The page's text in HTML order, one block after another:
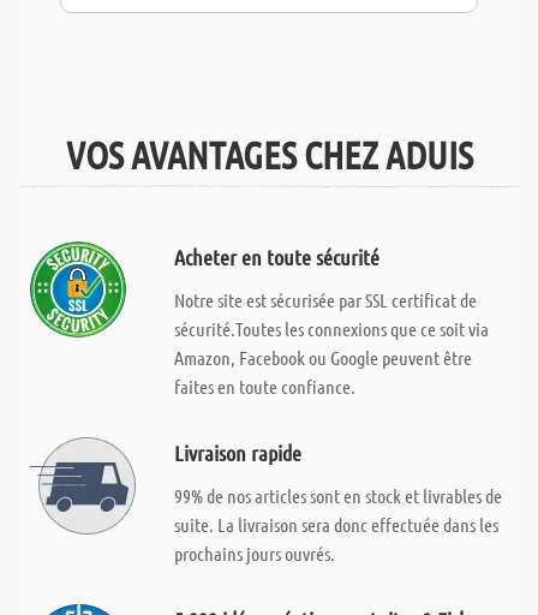
VOS AVANTAGES CHEZ ADUIS
Acheter en toute sécurité
Notre site est sécurisée par SSL certificat de
sécurité.Toutes les connexions que ce soit via
Amazon, Facebook ou Google peuvent être
faites en toute confiance.
Livraison rapide
99% de nos articles sont en stock et livrables de
suite. La livraison sera donc effectuée dans les
prochains jours ouvrés.